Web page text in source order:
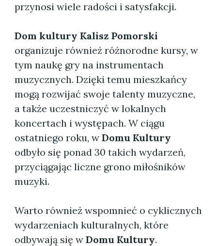
przynosi wiele radości i satysfakcji.
Dom kultury Kalisz Pomorski
organizuje również różnorodne kursy, w
tym naukę gry na instrumentach
muzycznych. Dzięki temu mieszkańcy
mogą rozwijać swoje talenty muzyczne,
a także uczestniczyć w lokalnych
koncertach i występach. W ciągu
ostatniego roku, w Domu Kultury
odbyło się ponad 30 takich wydarzeń,
przyciągając liczne grono miłośników
muzyki.
Warto również wspomnieć o cyklicznych
wydarzeniach kulturalnych, które
odbywają się w Domu Kultury.